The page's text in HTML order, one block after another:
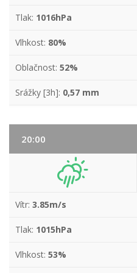
Tlak: 1016hPa
Vlhkost: 80%
Oblačnost: 52%
Srážky [3h]: 0,57 mm
20:00
Vítr: 3.85m/s
Tlak: 1015hPa
Vlhkost: 53%